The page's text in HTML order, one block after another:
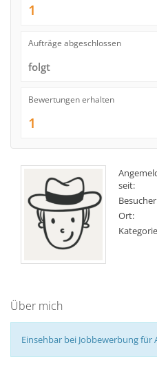
1
Aufträge abgeschlossen
folgt
Bewertungen erhalten
1
seit:
Ort:
Über mich
Einsehbar bei Jobbewerbung für